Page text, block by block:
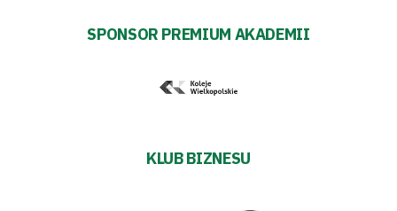
SPONSOR PREMIUM AKADEMII
KLUB BIZNESU